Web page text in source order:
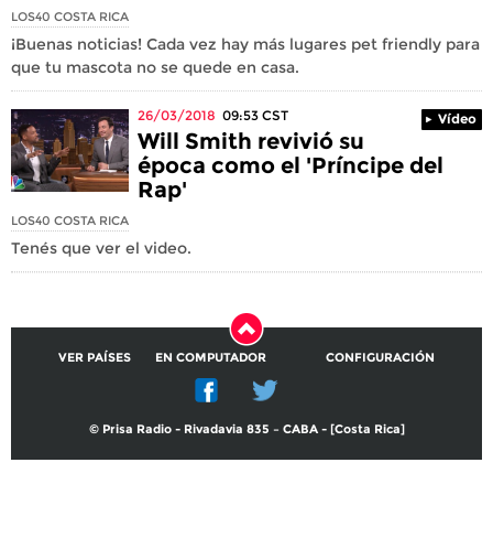
LOS40 COSTA RICA
¡Buenas noticias! Cada vez hay más lugares pet friendly para
que tu mascota no se quede en casa.
26/03/2018 09:53 CST Vídeo
Will Smith revivió su
época como el 'Príncipe del
Rap'
LOS40 COSTA RICA
Tenés que ver el video.
VER PAÍSES EN COMPUTADOR CONFIGURACIÓN
© Prisa Radio - Rivadavia 835 – CABA - [Costa Rica]